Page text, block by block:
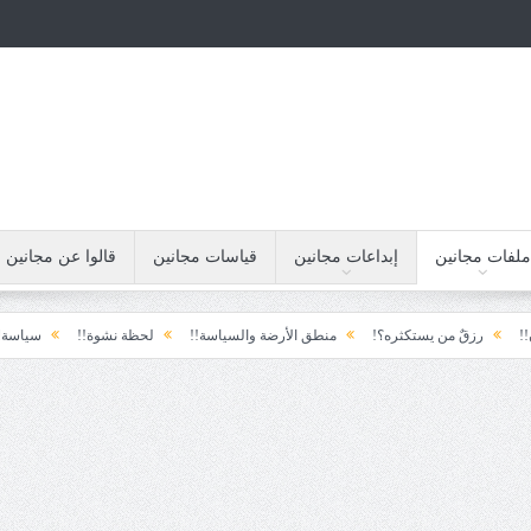
ملفات مجانين إبداعات مجانين قياسات مجانين قالوا عن مجانين
يستكثره؟! منطق الأرضة والسياسة!! لحظة نشوة!! سياسة!! تاج